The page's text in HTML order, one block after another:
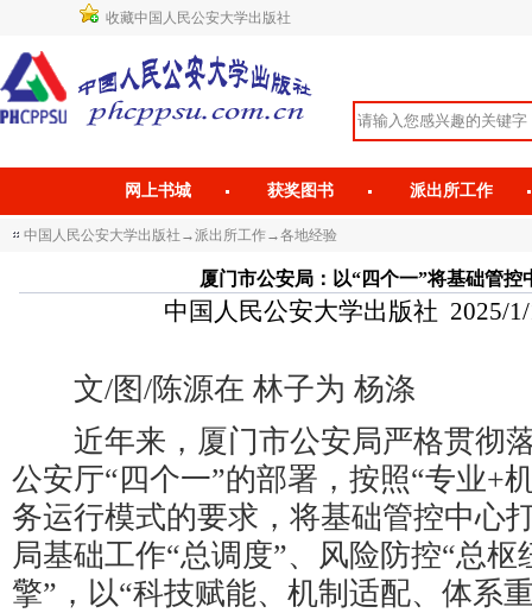
收藏中国人民公安大学出版社
网上书城 获奖图书 派出所工作
中国人民公安大学出版社 →派出所工作→各地经验
厦门市公安局：以“四个一”将基础管控
中国人民公安大学出版社 2025/1/
文/图/陈源在 林子为 杨涤
近年来，厦门市公安局严格贯彻
公安厅“四个一”的部署，按照“专业+
务运行模式的要求，将基础管控中心
局基础工作“总调度”、风险防控“总枢
擎”，以“科技赋能、机制适配、体系